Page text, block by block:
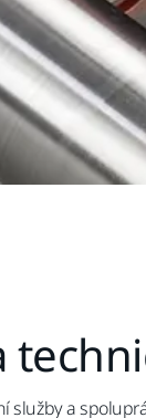
služby a